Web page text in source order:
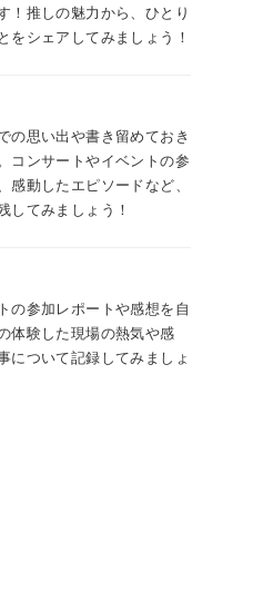
！推しの魅力から、ひとり
をシェアしてみましょう！
の思い出や書き留めておき
コンサートやイベントの参
動したエピソードなど、
してみましょう！
の参加レポートや感想を自
体験した現場の熱気や感
について記録してみましょ